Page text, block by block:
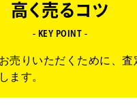
高く売るコツ
- KEY POINT -
売りいただくために、査
ます。